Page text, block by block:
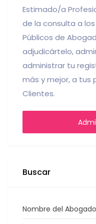
Estimado/a
de la consulta a
Públicos de
adjudicártelo,
administrar tu
más y mejor, a tus
Clientes.
Buscar
Nombre del